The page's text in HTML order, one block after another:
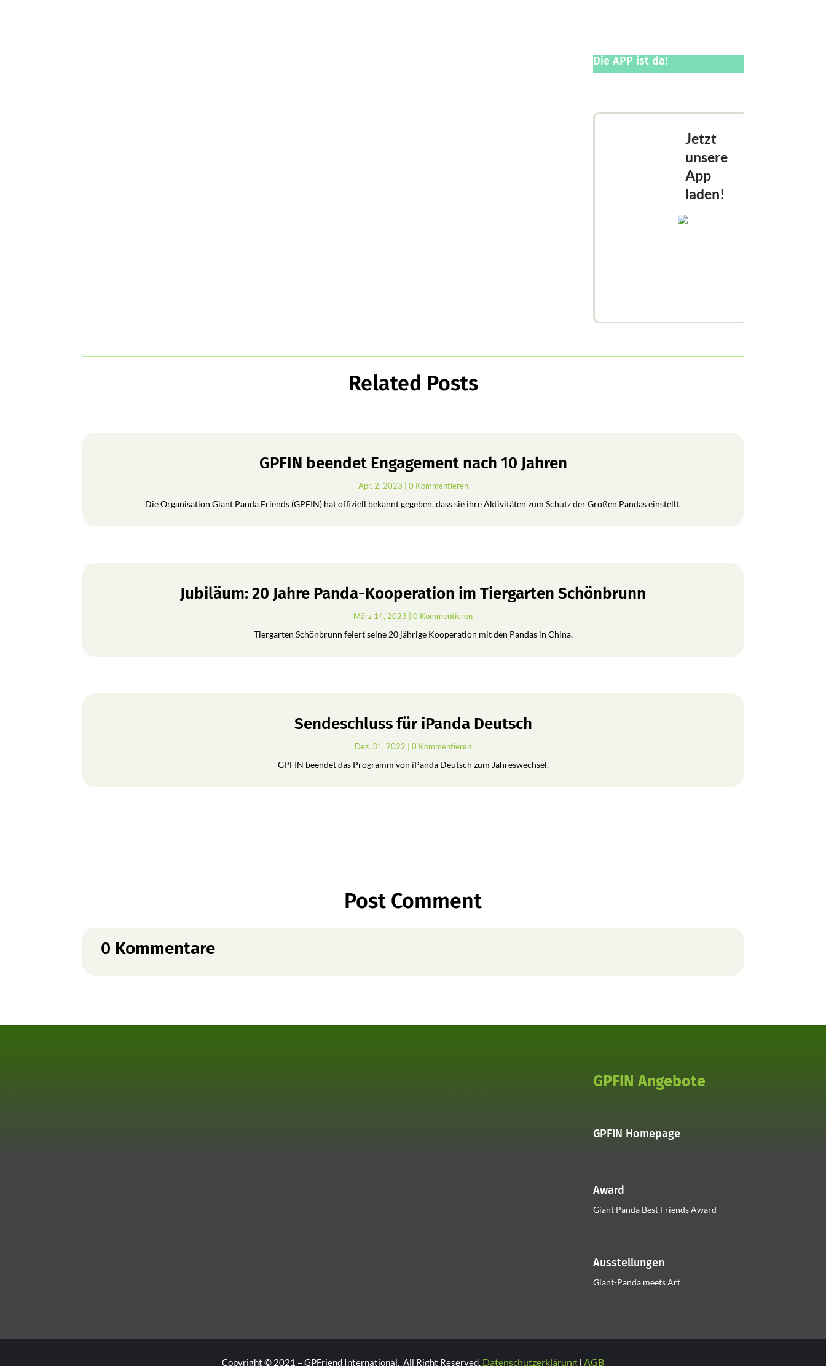
Die APP ist da!
Jetzt
unsere
App
laden!
Related Posts
GPFIN beendet Engagement nach 10 Jahren
Apr. 2, 2023 | 0 Kommentieren
Die Organisation Giant Panda Friends (GPFIN) hat offiziell bekannt gegeben, dass sie ihre Aktivitäten zum Schutz der Großen Pandas einstellt.
Jubiläum: 20 Jahre Panda-Kooperation im Tiergarten Schönbrunn
März 14, 2023 | 0 Kommentieren
Tiergarten Schönbrunn feiert seine 20 jährige Kooperation mit den Pandas in China.
Sendeschluss für iPanda Deutsch
Dez. 31, 2022 | 0 Kommentieren
GPFIN beendet das Programm von iPanda Deutsch zum Jahreswechsel.
Post Comment
0 Kommentare
GPFIN Angebote
GPFIN Homepage
Award
Giant Panda Best Friends Award
Ausstellungen
Giant-Panda meets Art
Copyright © 2021 – GPFriend International. All Right Reserved. Datenschutzerklärung | AGB